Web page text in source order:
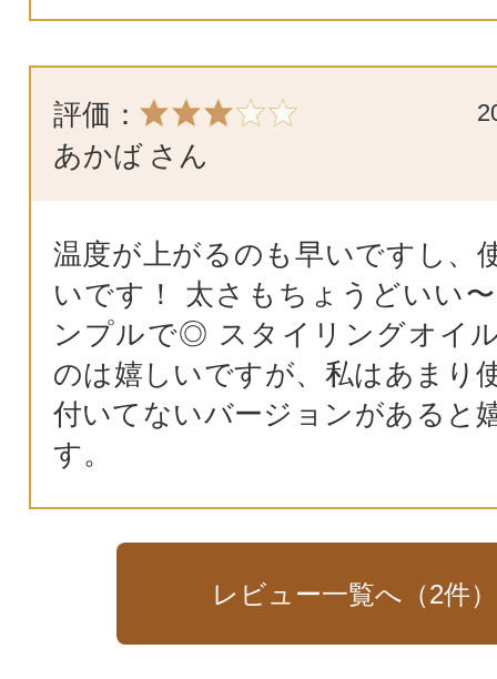
評価：
あかば さん
温度が上がるのも早いですし、
いです！ 太さもちょうどいい
ンプルで◎ スタイリングオイ
のは嬉しいですが、私はあまり
付いてないバージョンがあると
す。
レビュー一覧へ（2件）